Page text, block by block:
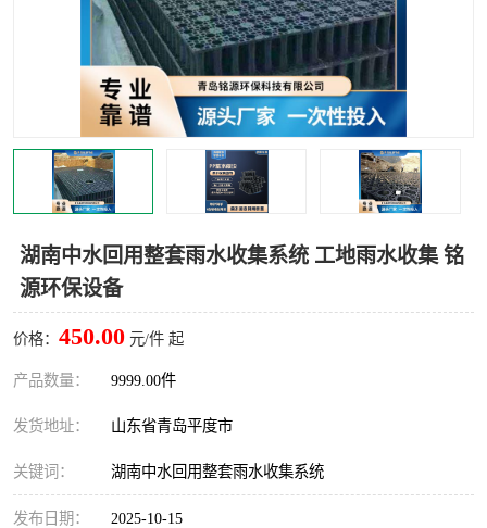
湖南中水回用整套雨水收集系统 工地雨水收集 铭
源环保设备
价格： 450.00 元/件 起
产品数量： 9999.00件
发货地址： 山东省青岛平度市
关键词： 湖南中水回用整套雨水收集系统
发布日期： 2025-10-15
雨水收集回用装置 门式冲洗装置
智能一体化灌溉泵房 一体化污水处理泵房
水面垃圾清理装置 浅层砂过滤装置
一体化泵闸
真空冲洗设备
水平自清洗格栅